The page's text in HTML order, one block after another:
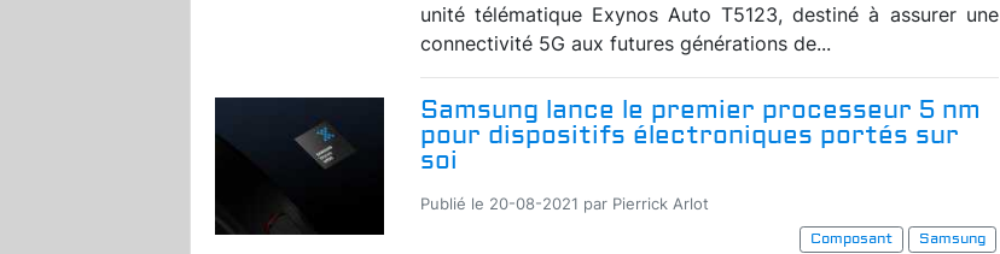
unité télématique Exynos Auto T5123, destiné à assurer une
connectivité 5G aux futures générations de...
Samsung lance le premier processeur 5 nm
pour dispositifs électroniques portés sur
soi
Publié le 20-08-2021 par Pierrick Arlot
Composant
Samsung